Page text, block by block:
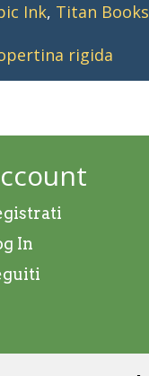
Ink, Titan Books
rigida
In